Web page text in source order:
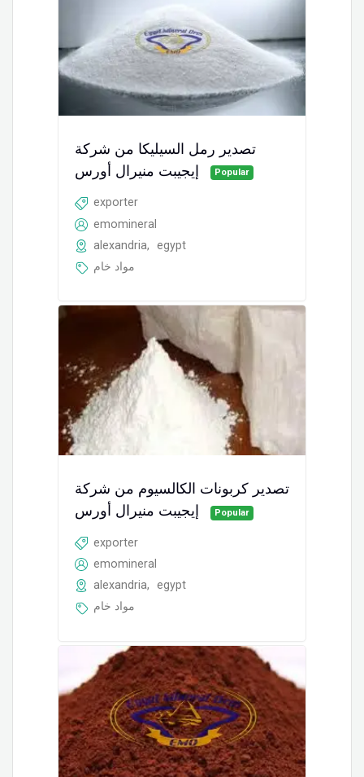
تصدير رمل السيليكا من شركة
إيجيبت منيرال أورس
Popular
exporter
emomineral
alexandria,
egypt
مواد خام
تصدير كربونات الكالسيوم من شركة
إيجيبت منيرال أورس
Popular
exporter
emomineral
alexandria,
egypt
مواد خام